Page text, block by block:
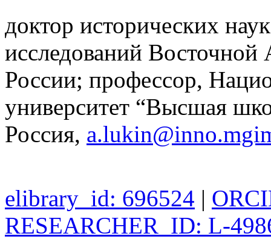
доктор исторических
исследований
России; профессор,
университет “Высшая
Россия,
elibrary_id: 696524 |
RESEARCHER_ID: L-